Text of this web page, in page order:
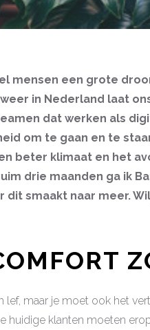
mensen een grote
in Nederland laat
dat werken als
om te gaan en te
beter klimaat en het
drie maanden ga ik
smaakt naar meer.
maar je moet ook het
huidige klanten moeten